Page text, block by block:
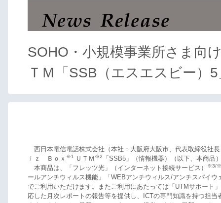
SOHO・小規模事業所さま
ＴＭ「SSB（エスエスビー）
西日本電信電話株式会社（本社：大阪府大阪市、代表取締役社
ｉｚ Ｂｏｘ ※1 ＵＴＭ ※2
「SSB5」（情報機器）（以下、本商品
本商品は、「フレッツ光」（インターネット接続サービス）
※3/
ールアンチウィルス機能」「WEBアンチウィルス/アンチスパイ
でご利用いただけます。またご利用にあたっては「UTMサポート」
応した月次レポートの報告等を提供し、ICTの専門知識を持つ担